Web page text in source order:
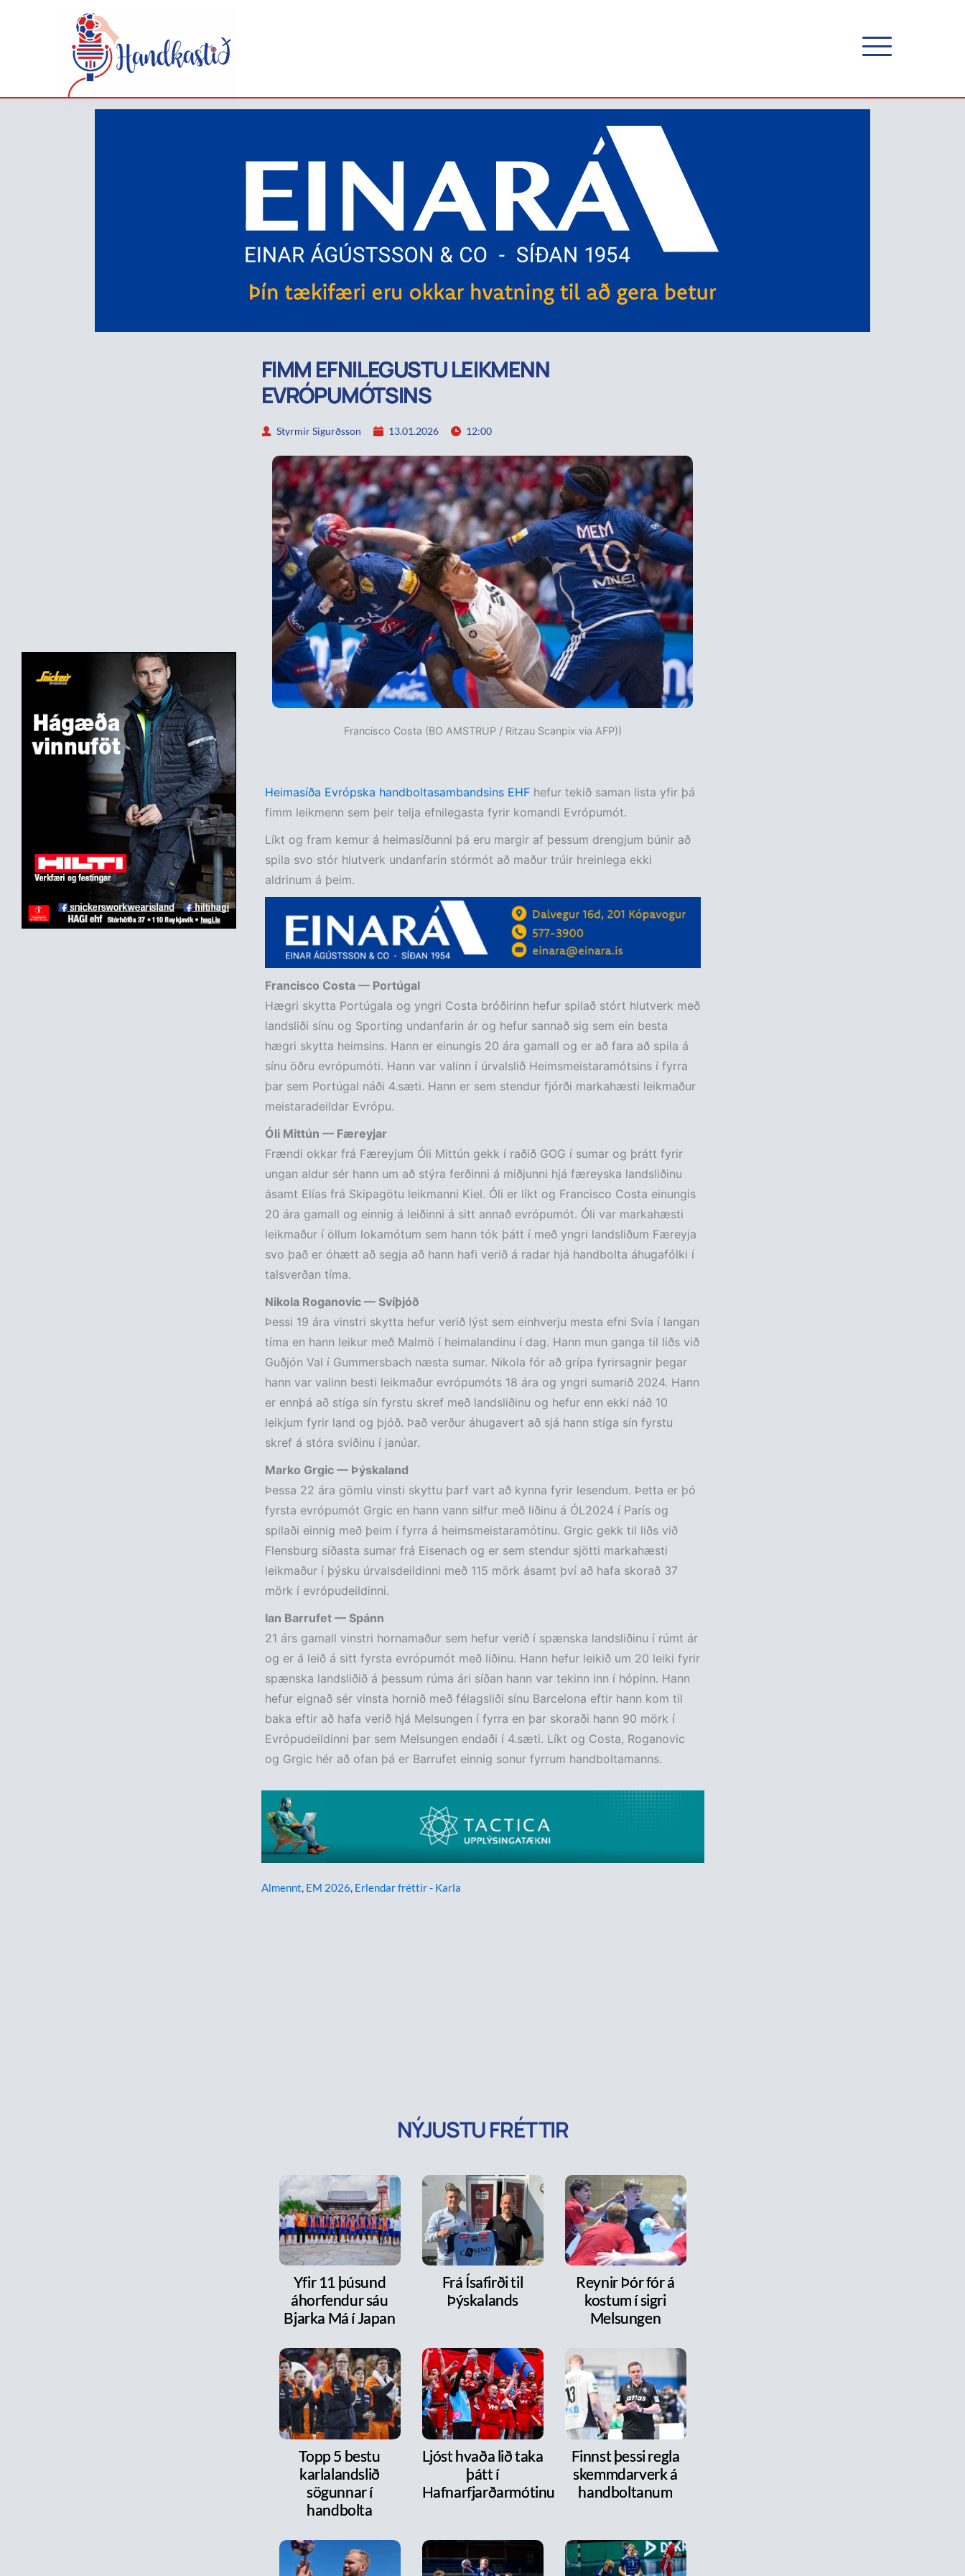
FIMM EFNILEGUSTU LEIKMENN
EVRÓPUMÓTSINS
Styrmir Sigurðsson 13.01.2026 12:00
Francisco Costa (BO AMSTRUP / Ritzau Scanpix via AFP))
Heimasíða Evrópska handboltasambandsins EHF hefur tekið saman lista yfir þá
fimm leikmenn sem þeir telja efnilegasta fyrir komandi Evrópumót.
Líkt og fram kemur á heimasíðunni þá eru margir af þessum drengjum búnir að
spila svo stór hlutverk undanfarin stórmót að maður trúir hreinlega ekki
aldrinum á þeim.
Francisco Costa — Portúgal
Hægri skytta Portúgala og yngri Costa bróðirinn hefur spilað stórt hlutverk með
landsliði sínu og Sporting undanfarin ár og hefur sannað sig sem ein besta
hægri skytta heimsins. Hann er einungis 20 ára gamall og er að fara að spila á
sínu öðru evrópumóti. Hann var valinn í úrvalslið Heimsmeistaramótsins í fyrra
þar sem Portúgal náði 4.sæti. Hann er sem stendur fjórði markahæsti leikmaður
meistaradeildar Evrópu.
Óli Mittún — Færeyjar
Frændi okkar frá Færeyjum Óli Mittún gekk í raðið GOG í sumar og þrátt fyrir
ungan aldur sér hann um að stýra ferðinni á miðjunni hjá færeyska landsliðinu
ásamt Elías frá Skipagötu leikmanni Kiel. Óli er líkt og Francisco Costa einungis
20 ára gamall og einnig á leiðinni á sitt annað evrópumót. Óli var markahæsti
leikmaður í öllum lokamótum sem hann tók þátt í með yngri landsliðum Færeyja
svo það er óhætt að segja að hann hafi verið á radar hjá handbolta áhugafólki í
talsverðan tíma.
Nikola Roganovic — Svíþjóð
Þessi 19 ára vinstri skytta hefur verið lýst sem einhverju mesta efni Svía í langan
tíma en hann leikur með Malmö í heimalandinu í dag. Hann mun ganga til liðs við
Guðjón Val í Gummersbach næsta sumar. Nikola fór að grípa fyrirsagnir þegar
hann var valinn besti leikmaður evrópumóts 18 ára og yngri sumarið 2024. Hann
er ennþá að stíga sín fyrstu skref með landsliðinu og hefur enn ekki náð 10
leikjum fyrir land og þjóð. Það verður áhugavert að sjá hann stíga sín fyrstu
skref á stóra sviðinu í janúar.
Marko Grgic — Þýskaland
Þessa 22 ára gömlu vinsti skyttu þarf vart að kynna fyrir lesendum. Þetta er þó
fyrsta evrópumót Grgic en hann vann silfur með liðinu á ÓL2024 í París og
spilaði einnig með þeim í fyrra á heimsmeistaramótinu. Grgic gekk til liðs við
Flensburg síðasta sumar frá Eisenach og er sem stendur sjötti markahæsti
leikmaður í þýsku úrvalsdeildinni með 115 mörk ásamt því að hafa skorað 37
mörk í evrópudeildinni.
Ian Barrufet — Spánn
21 árs gamall vinstri hornamaður sem hefur verið í spænska landsliðinu í rúmt ár
og er á leið á sitt fyrsta evrópumót með liðinu. Hann hefur leikið um 20 leiki fyrir
spænska landsliðið á þessum rúma ári síðan hann var tekinn inn í hópinn. Hann
hefur eignað sér vinsta hornið með félagsliði sínu Barcelona eftir hann kom til
baka eftir að hafa verið hjá Melsungen í fyrra en þar skoraði hann 90 mörk í
Evrópudeildinni þar sem Melsungen endaði í 4.sæti. Líkt og Costa, Roganovic
og Grgic hér að ofan þá er Barrufet einnig sonur fyrrum handboltamanns.
Almennt, EM 2026, Erlendar fréttir - Karla
NÝJUSTU FRÉTTIR
Yfir 11 þúsund
áhorfendur sáu
Bjarka Má í Japan
Frá Ísafirði til
Þýskalands
Reynir Þór fór á
kostum í sigri
Melsungen
Topp 5 bestu
karlalandslið
sögunnar í
handbolta
Ljóst hvaða lið taka
þátt í
Hafnarfjarðarmótinu
Finnst þessi regla
skemmdarverk á
handboltanum